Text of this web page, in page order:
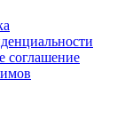
соглашение